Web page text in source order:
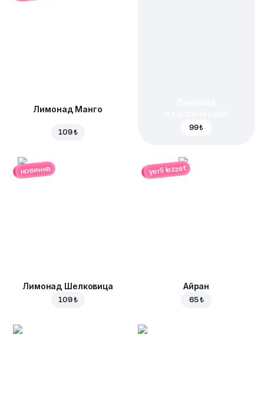
Лимонад Манго
109 ₺
99 ₺
новинка
Лимонад Шелковица
109 ₺
yerli lezzet
Айран
65 ₺